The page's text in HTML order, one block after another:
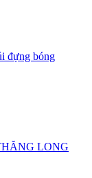
LONG